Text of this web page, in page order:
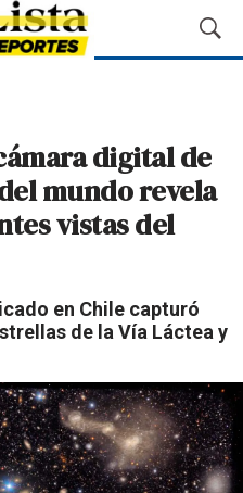
M
o
a
B
d
digital de
mundo revela
vistas del
en Chile capturó
de la Vía Láctea y